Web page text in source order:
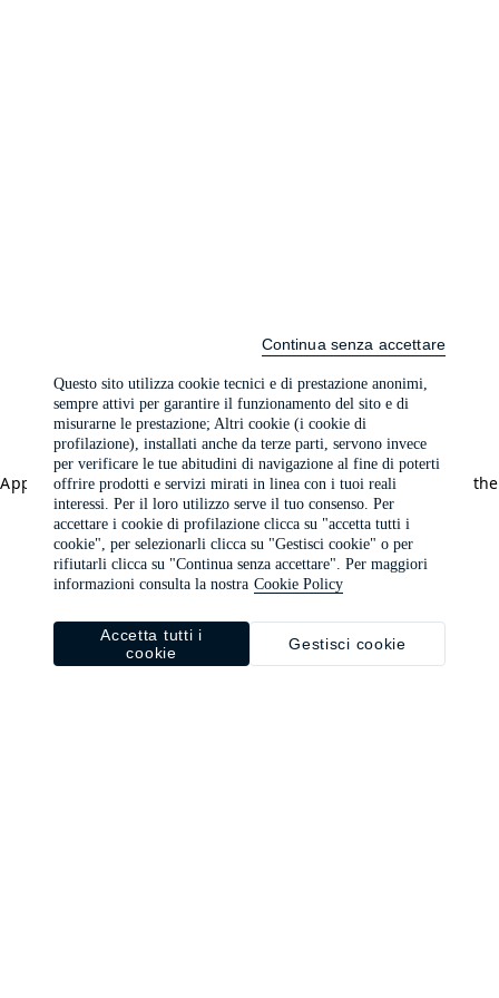
Application error: a client-side exception has occurred (see the
browser console for more information).
Questo sito utilizza cookie tecnici e di prestazione anonimi,
sempre attivi per garantire il funzionamento del sito e di
misurarne le prestazione; Altri cookie (i cookie di
profilazione), installati anche da terze parti, servono invece
per verificare le tue abitudini di navigazione al fine di poterti
offrire prodotti e servizi mirati in linea con i tuoi reali
interessi. Per il loro utilizzo serve il tuo consenso. Per
accettare i cookie di profilazione clicca su "accetta tutti i
cookie", per selezionarli clicca su "Gestisci cookie" o per
rifiutarli clicca su "Continua senza accettare". Per maggiori
informazioni consulta la nostra Cookie Policy
Gestisci cookie
Accetta tutti i
cookie
Continua senza accettare